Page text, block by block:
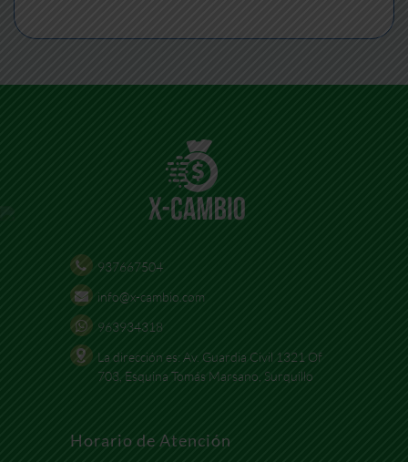
937667504
info@x-cambio.com
963934318
La dirección es: Av. Guardia Civil 1321 Of
703, Esquina Tomás Marsano, Surquillo
Horario de Atención